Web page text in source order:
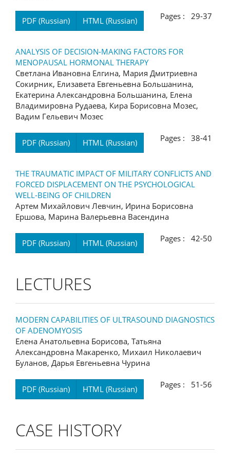
PDF (Russian) HTML (Russian) Pages : 29-37
ANALYSIS OF DECISION-MAKING FACTORS FOR
MENOPAUSAL HORMONAL THERAPY
Светлана Ивановна Елгина, Мария Дмитриевна
Сокирник, Елизавета Евгеньевна Большанина,
Екатерина Александровна Большанина, Елена
Владимировна Рудаева, Кира Борисовна Мозес,
Вадим Гельевич Мозес
PDF (Russian) HTML (Russian) Pages : 38-41
THE TRAUMATIC IMPACT OF MILITARY CONFLICTS AND
FORCED DISPLACEMENT ON THE PSYCHOLOGICAL
WELL-BEING OF CHILDREN
Артем Михайлович Левчин, Ирина Борисовна
Ершова, Марина Валерьевна Васендина
PDF (Russian) HTML (Russian) Pages : 42-50
LECTURES
MODERN CAPABILITIES OF ULTRASOUND DIAGNOSTICS
OF ADENOMYOSIS
Елена Анатольевна Борисова, Татьяна
Александровна Макаренко, Михаил Николаевич
Буланов, Дарья Евгеньевна Чурина
PDF (Russian) HTML (Russian) Pages : 51-56
CASE HISTORY